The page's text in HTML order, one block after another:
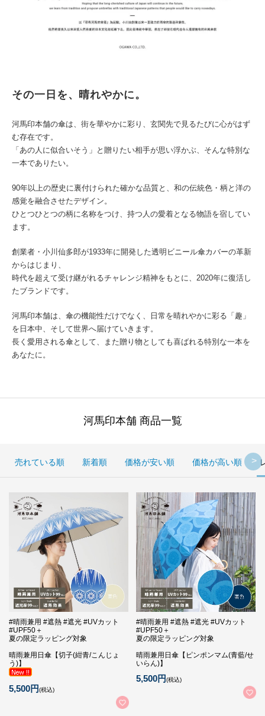
その一日を、晴れやかに。
河馬印本舗の傘は、街を華やかに彩り、玄関先で見るたびに心がはず
む存在です。
「あの人に似合いそう」と贈りたい相手が思い浮かぶ、そんな特別な
一本でありたい。
90年以上の歴史に裏付けられた確かな品質と、和の伝統色・柄と洋の
感覚を融合させたデザイン。
ひとつひとつの柄に名称をつけ、持つ人の愛着となる物語を宿してい
ます。
創業者・小川仙多郎が1933年に開発した透明ビニール傘カバーの革新
からはじまり、
時代を超えて受け継がれるチャレンジ精神をもとに、2020年に復活し
たブランドです。
河馬印本舗は、傘の機能性だけでなく、日常を晴れやかに彩る「趣」
を日本中、そして世界へ届けていきます。
長く愛用される傘として、また贈り物としても喜ばれる特別な一本を
あなたに。
河馬印本舗 商品一覧
売れている順 新着順 価格が安い順 価格が高い順
#晴雨兼用 #遮熱 #遮光 #UVカット
#UPF50＋
夏の限定ラッピング対象
晴雨兼用日傘【切子(紺青/こんじょ
う)】
5,500円(税込)
#晴雨兼用 #遮熱 #遮光 #UVカット
#UPF50＋
夏の限定ラッピング対象
晴雨兼用日傘【ピンポンマム(青藍/せ
いらん)】
5,500円(税込)